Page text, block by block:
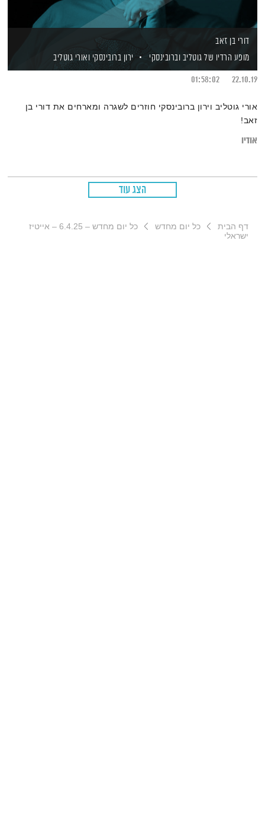
דורי בן זאב
מופע הרדיו של גוטליב וברובינסקי
ירון ברובינסקי ואורי גוטליב
22.10.19
01:58:02
אורי גוטליב וירון ברובינסקי חוזרים לשגרה ומארחים את דורי בן
זאב!
אודיו
הצג עוד
דף הבית כל יום מחדש
כל יום מחדש – 6.4.25 – אייטיז
ישראלי